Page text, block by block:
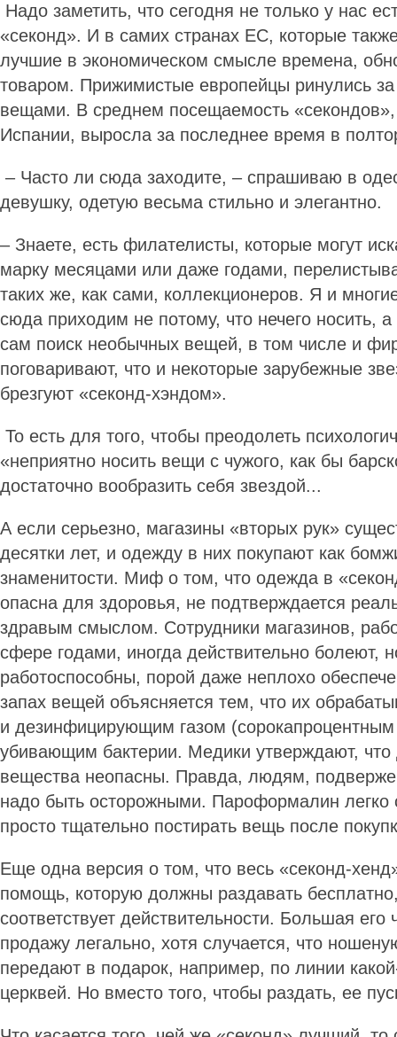
Надо заметить, что сегодня не только у нас
«секонд». И в самих странах ЕС, которые
лучшие в экономическом смысле времена,
товаром. Прижимистые европейцы ринулись
вещами. В среднем посещаемость
Испании, выросла за последнее время в
– Часто ли сюда заходите, – спрашиваю в
девушку, одетую весьма стильно и элегантно.
– Знаете, есть филателисты, которые могут
марку месяцами или даже годами,
таких же, как сами, коллекционеров. Я и
сюда приходим не потому, что нечего носить,
сам поиск необычных вещей, в том числе и
поговаривают, что и некоторые зарубежные
брезгуют «секонд-хэндом».
То есть для того, чтобы преодолеть
«неприятно носить вещи с чужого, как бы
достаточно вообразить себя звездой...
А если серьезно, магазины «вторых рук»
десятки лет, и одежду в них покупают как
знаменитости. Миф о том, что одежда в
опасна для здоровья, не подтверждается
здравым смыслом. Сотрудники магазинов,
сфере годами, иногда действительно болеют,
работоспособны, порой даже неплохо
запах вещей объясняется тем, что их
и дезинфицирующим газом
убивающим бактерии. Медики утверждают, что
вещества неопасны. Правда, людям,
надо быть осторожными. Пароформалин легко
просто тщательно постирать вещь после
Еще одна версия о том, что весь «секонд-
помощь, которую должны раздавать
соответствует действительности. Большая его
продажу легально, хотя случается, что
передают в подарок, например, по линии
церквей. Но вместо того, чтобы раздать, ее